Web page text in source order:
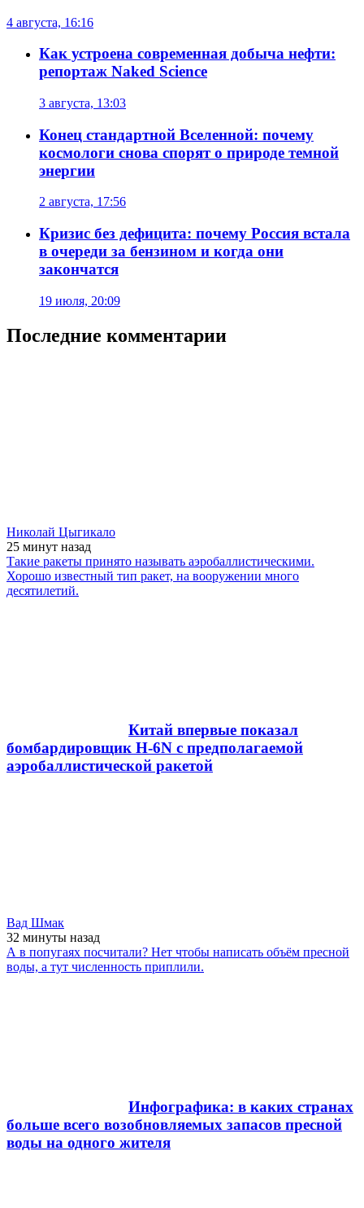
4 августа, 16:16
Как устроена современная добыча нефти:
репортаж Naked Science
3 августа, 13:03
Конец стандартной Вселенной: почему
космологи снова спорят о природе темной
энергии
2 августа, 17:56
Кризис без дефицита: почему Россия встала
в очереди за бензином и когда они
закончатся
19 июля, 20:09
Последние комментарии
Николай Цыгикало
25 минут назад
Такие ракеты принято называть аэробаллистическими.
Хорошо известный тип ракет, на вооружении много
десятилетий.
Китай впервые показал
бомбардировщик H-6N с предполагаемой
аэробаллистической ракетой
Вад Шмак
32 минуты назад
А в попугаях посчитали? Нет чтобы написать объём пресной
воды, а тут численность приплили.
Инфографика: в каких странах
больше всего возобновляемых запасов пресной
воды на одного жителя